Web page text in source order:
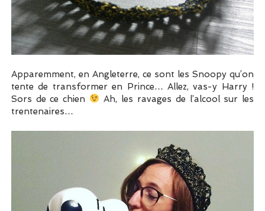
Apparemment, en Angleterre, ce sont les Snoopy qu’on
tente de transformer en Prince… Allez, vas-y Harry !
Sors de ce chien
Ah, les ravages de l’alcool sur les
trentenaires…